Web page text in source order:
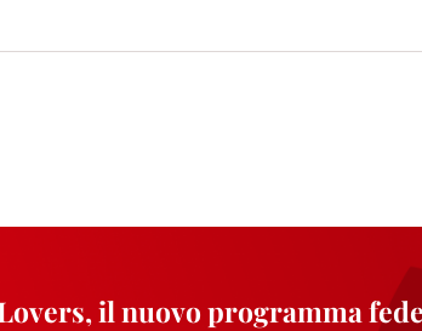
il nuovo programma